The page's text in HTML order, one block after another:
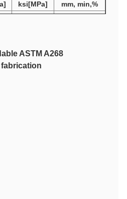
ksi[MPa]
mm, min,%
ASTM A268